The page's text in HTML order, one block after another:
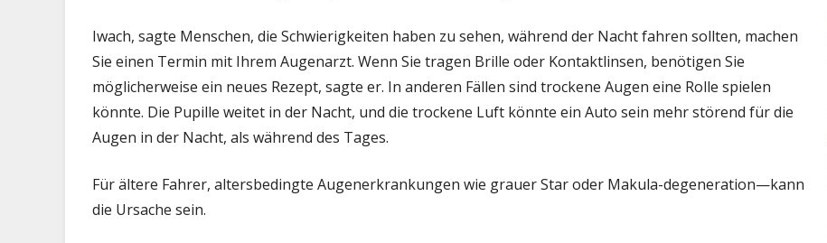
Iwach, sagte Menschen, die Schwierigkeiten haben zu sehen, während der Nacht fahren sollten, machen
Sie einen Termin mit Ihrem Augenarzt. Wenn Sie tragen Brille oder Kontaktlinsen, benötigen Sie
möglicherweise ein neues Rezept, sagte er. In anderen Fällen sind trockene Augen eine Rolle spielen
könnte. Die Pupille weitet in der Nacht, und die trockene Luft könnte ein Auto sein mehr störend für die
Augen in der Nacht, als während des Tages.
Für ältere Fahrer, altersbedingte Augenerkrankungen wie grauer Star oder Makula-degeneration—kann
die Ursache sein.